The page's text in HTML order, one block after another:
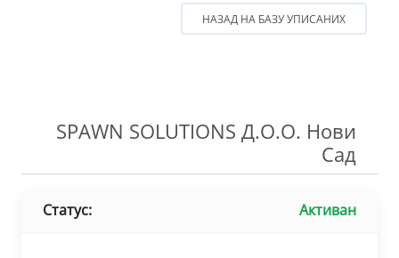
НАЗАД НА БАЗУ УПИСАНИХ
SPAWN SOLUTIONS Д.О.О. Нови
Сад
Статус: Активан